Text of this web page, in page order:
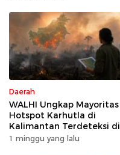
Daerah
WALHI Ungkap Mayoritas
Hotspot Karhutla di
Kalimantan Terdeteksi di
Area Konsesi
1 minggu yang lalu